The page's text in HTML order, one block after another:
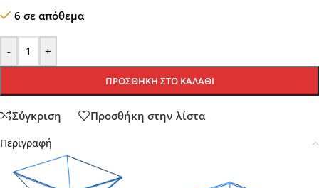
6 σε απόθεμα
- +
ΠΡΟΣΘΉΚΗ ΣΤΟ ΚΑΛΆΘΙ
Σύγκριση Προσθήκη στην λίστα
Περιγραφή